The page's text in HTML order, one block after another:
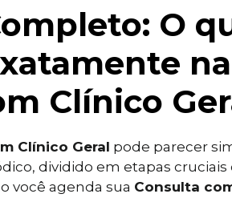
O
Clínico
Clínico Geral pode parecer
dividido em etapas
você agenda sua Consulta